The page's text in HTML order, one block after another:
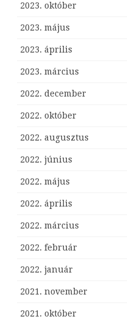
2023. október
2023. május
2023. április
2023. március
2022. december
2022. október
2022. augusztus
2022. június
2022. május
2022. április
2022. március
2022. február
2022. január
2021. november
2021. október